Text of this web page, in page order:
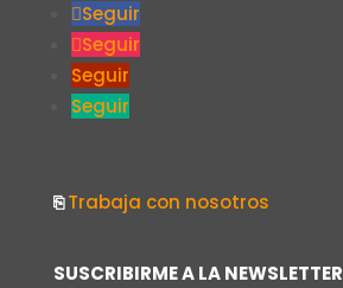
Seguir
Seguir
Seguir
Seguir
⎘Trabaja con nosotros
SUSCRIBIRME A LA NEWSLETTER